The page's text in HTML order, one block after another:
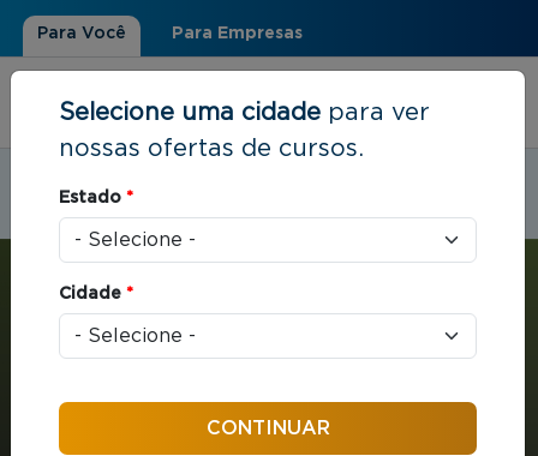
Para Você Para Empresas
Estudar em:Divinópolis, MG
Você está aqui
Selecione uma cidade para ver
nossas ofertas de cursos.
Estado *
Cidade *